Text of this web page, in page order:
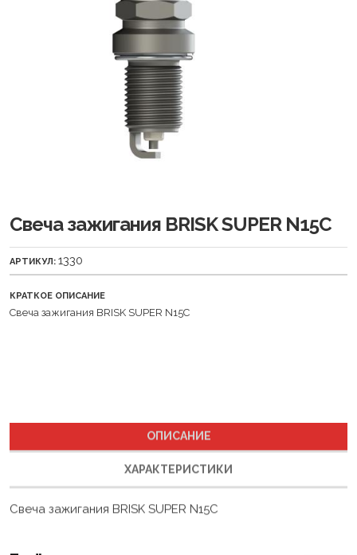
Свеча зажигания BRISK SUPER N15C
АРТИКУЛ: 1330
КРАТКОЕ ОПИСАНИЕ
Свеча зажигания BRISK SUPER N15C
ХАРАКТЕРИСТИКИ
Свеча зажигания BRISK SUPER N15C